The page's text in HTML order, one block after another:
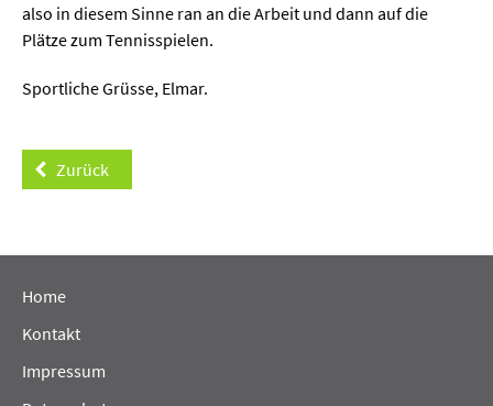
also in diesem Sinne ran an die Arbeit und dann auf die
Plätze zum Tennisspielen.
Sportliche Grüsse, Elmar.
Zurück
Home
Kontakt
Impressum